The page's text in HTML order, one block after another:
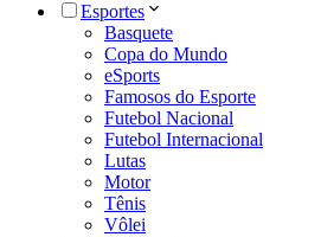
Esportes
Basquete
Copa do Mundo
eSports
Famosos do Esporte
Futebol Nacional
Futebol Internacional
Lutas
Motor
Tênis
Vôlei